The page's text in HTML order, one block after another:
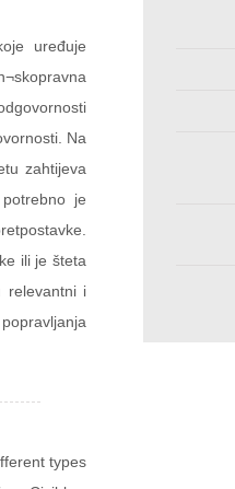
uređuje
Na
zahtijeva
je
ili je šteta
relevantni i
types